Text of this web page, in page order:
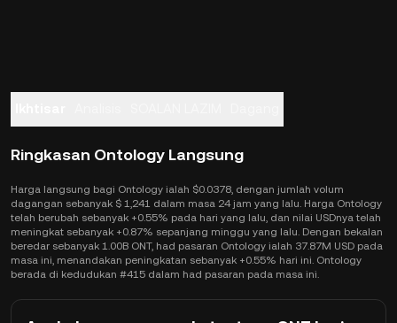
Ringkasan Ontology Langsung
Harga langsung bagi Ontology ialah $0.0378, dengan jumlah volum
dagangan sebanyak $ 1,241 dalam masa 24 jam yang lalu. Harga Ontology
telah berubah sebanyak +0.55% pada hari yang lalu, dan nilai USDnya telah
meningkat sebanyak +0.87% sepanjang minggu yang lalu. Dengan bekalan
beredar sebanyak 1.00B ONT, had pasaran Ontology ialah 37.87M USD pada
masa ini, menandakan peningkatan sebanyak +0.55% hari ini. Ontology
berada di kedudukan #415 dalam had pasaran pada masa ini.